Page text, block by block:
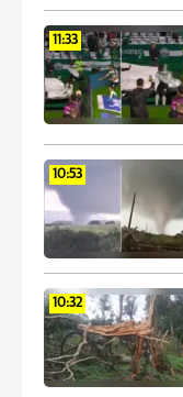
11:33
10:53
10:32